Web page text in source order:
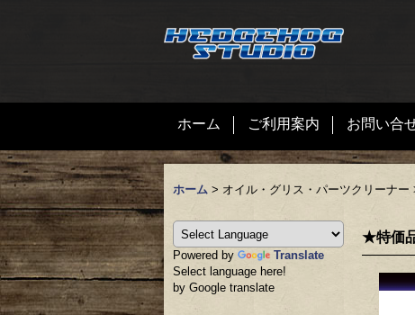
ホーム ご利用案内 お問い合
ホーム > オイル・グリス・パーツクリーナー
Powered by
Translate
Select language here!
by Google translate
★特価